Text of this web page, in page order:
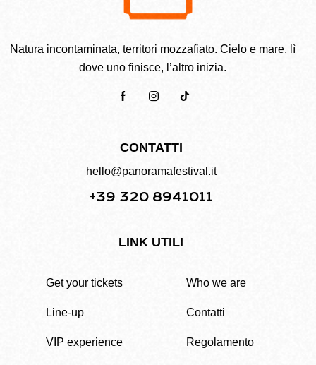
Natura incontaminata, territori mozzafiato. Cielo e mare, lì
dove uno finisce, l’altro inizia.
CONTATTI
hello@panoramafestival.it
+39 320 8941011
LINK UTILI
Get your tickets
Line-up
VIP experience
Who we are
Contatti
Regolamento